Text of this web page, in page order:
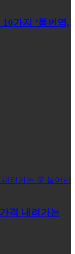
가지 ‘통번역,
격 내려가는